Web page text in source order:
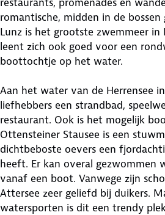
romantische, midden in de
Lunz is het grootste zwemmeer in
leent zich ook goed voor een
boottochtje op het water.
Aan het water van de Herrensee
liefhebbers een strandbad,
restaurant. Ook is het mogelijk
Ottensteiner Stausee is een
dichtbeboste oevers een
heeft. Er kan overal gezwommen
vanaf een boot. Vanwege zijn
Attersee zeer geliefd bij duikers.
watersporten is dit een trendy